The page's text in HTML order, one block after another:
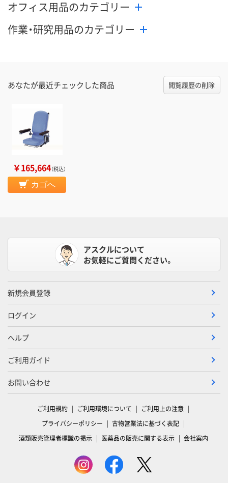
オフィス用品のカテゴリー
作業・研究用品のカテゴリー
あなたが最近チェックした商品 閲覧履歴の削除
￥165,664（税込）
カゴへ
アスクルについて
お気軽にご質問ください。
新規会員登録
ログイン
ヘルプ
ご利用ガイド
お問い合わせ
ご利用規約 ご利用環境について
ご利用上の注意
プライバシーポリシー
古物営業法に基づく表記
酒類販売管理者標識の掲示
医薬品の販売に関する表示 会社案内